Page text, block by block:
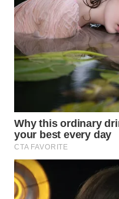
WN
SIMALUNGUN
WN
LABUHANBATU
TAPANULI
TENGAH
WN DELI
SERDANG
WN